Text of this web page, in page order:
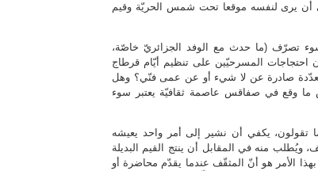
أن يرى لنفسه موقعا تحت شمس الحريّة وقيم
تصرّف (ما حدث مع الوفد الجزائريّ خاصّة،
احتجاجات المسرحيّين على تنظيم أيّام قرطاج
الاحتجاجات المتعدّدة صادرة عن لا شيء أو عن عمى فنّي؟ وهل
ما وقع في صفاقس عاصمة ثقافيّة يعتبر سوء
تقولون، يكفي أن نشير إلى أمر واحد يعيشه
ويُطلب منه في المقابل أن ينتج القيم البديلة
الأمر هو أنّ المثقّف عندما يقدّم محاضرة أو